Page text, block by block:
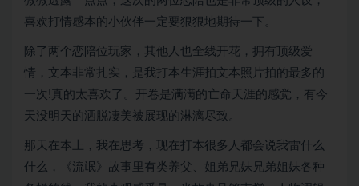
喜欢打情感本的小伙伴一定要狠狠地期待一下。
除了两个恋陪位玩家，其他人也全线开花，拥有顶级爱
情，文本非常扎实，是我打本生涯拍文本照片拍的最多的
一次!真的太喜欢了。开卷是满满的亡命天涯的感觉，有今
天没明天的洒脱凄美被展现的淋漓尽致。
那天在本上，我在思考，现在打本很多人都会说我雷什么
什么，《流氓》故事里有类养父、姐弟兄妹兄弟姐妹各种